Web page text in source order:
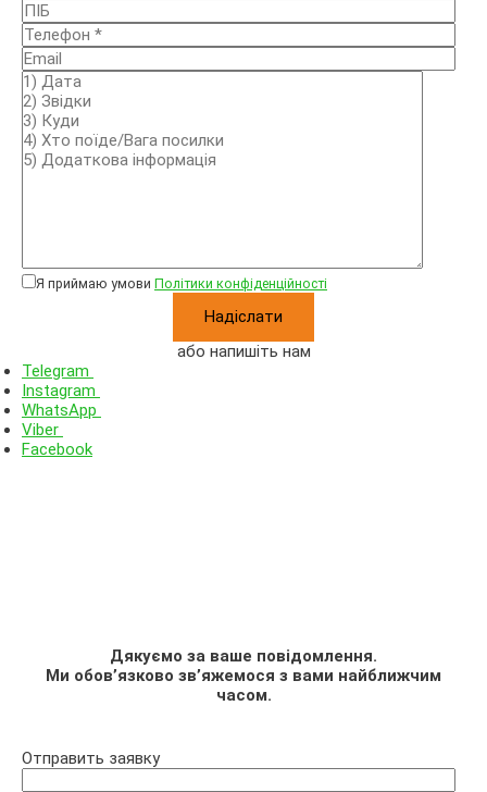
Я приймаю умови Політики конфіденційності
або напишіть нам
Telegram
Instagram
WhatsApp
Viber
Facebook
Дякуємо за ваше повідомлення.
Ми обов’язково зв’яжемося з вами найближчим
часом.
Отправить заявку